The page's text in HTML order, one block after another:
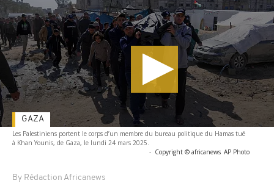
Les Palestiniens portent le corps d’un membre du bureau politique du Hamas tué
à Khan Younis, de Gaza, le lundi 24 mars 2025.
- Copyright © africanews AP Photo
By Rédaction Africanews
GAZA